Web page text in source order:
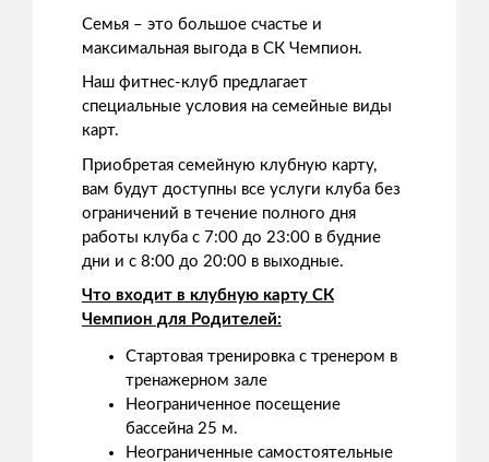
Семья – это большое счастье и
максимальная выгода в СК Чемпион.
Наш фитнес-клуб предлагает
специальные условия на семейные виды
карт.
Приобретая семейную клубную карту,
вам будут доступны все услуги клуба без
ограничений в течение полного дня
работы клуба с 7:00 до 23:00 в будние
дни и с 8:00 до 20:00 в выходные.
Что входит в клубную карту СК
Чемпион для Родителей:
Стартовая тренировка с тренером в
тренажерном зале
Неограниченное посещение
бассейна 25 м.
Неограниченные самостоятельные